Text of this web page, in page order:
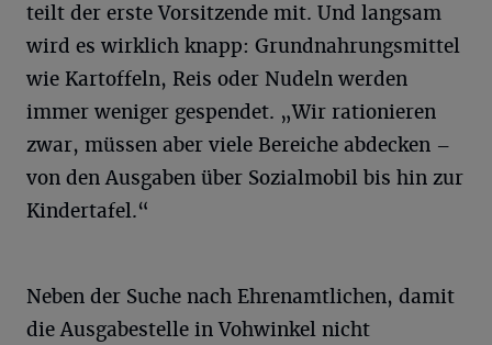
teilt der erste Vorsitzende mit. Und langsam
wird es wirklich knapp: Grundnahrungsmittel
wie Kartoffeln, Reis oder Nudeln werden
immer weniger gespendet. „Wir rationieren
zwar, müssen aber viele Bereiche abdecken –
von den Ausgaben über Sozialmobil bis hin zur
Kindertafel.“
Neben der Suche nach Ehrenamtlichen, damit
die Ausgabestelle in Vohwinkel nicht